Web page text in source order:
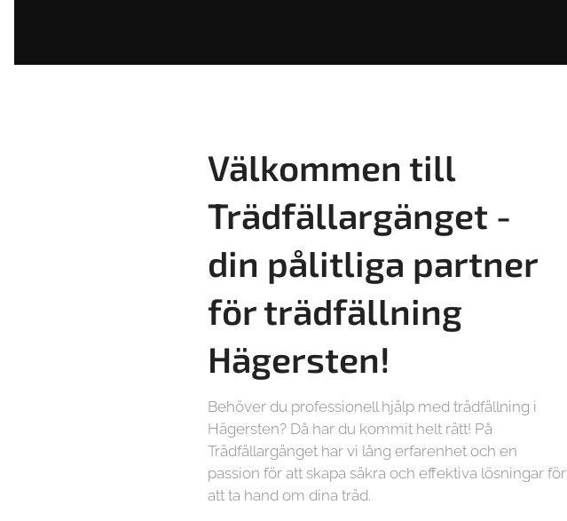
Välkommen till
Trädfällargänget -
din pålitliga partner
för trädfällning
Hägersten!
Behöver du professionell hjälp med trädfällning i
Hägersten? Då har du kommit helt rätt! På
Trädfällargänget har vi lång erfarenhet och en
passion för att skapa säkra och effektiva lösningar för
att ta hand om dina träd.